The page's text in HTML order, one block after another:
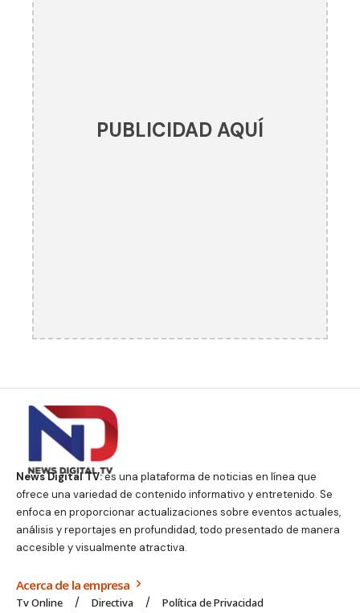
PUBLICIDAD AQUÍ
News Digital TV:es una plataforma de noticias en línea que
ofrece una variedad de contenido informativo y entretenido. Se
enfoca en proporcionar actualizaciones sobre eventos actuales,
análisis y reportajes en profundidad, todo presentado de manera
accesible y visualmente atractiva.
Acerca de la empresa
Tv Online Directiva Política de Privacidad